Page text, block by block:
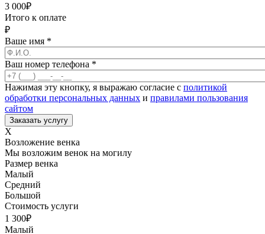
3 000₽
Итого к оплате
₽
Ваше имя *
Ваш номер телефона *
Нажимая эту кнопку, я выражаю согласие с политикой
обработки персональных данных и правилами пользования
сайтом
X
Возложение венка
Мы возложим венок на могилу
Размер венка
Малый
Средний
Большой
Стоимость услуги
1 300₽
Малый